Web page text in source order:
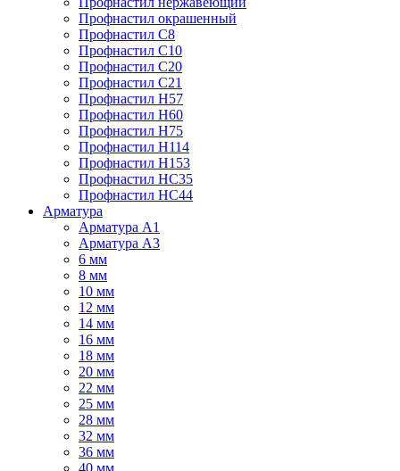
Профнастил окрашенный
Профнастил С8
Профнастил С10
Профнастил С20
Профнастил С21
Профнастил Н57
Профнастил Н60
Профнастил Н75
Профнастил Н114
Профнастил Н153
Профнастил НС35
Профнастил НС44
Арматура
Арматура А1
Арматура А3
6 мм
8 мм
10 мм
12 мм
14 мм
16 мм
18 мм
20 мм
22 мм
25 мм
28 мм
32 мм
36 мм
40 мм